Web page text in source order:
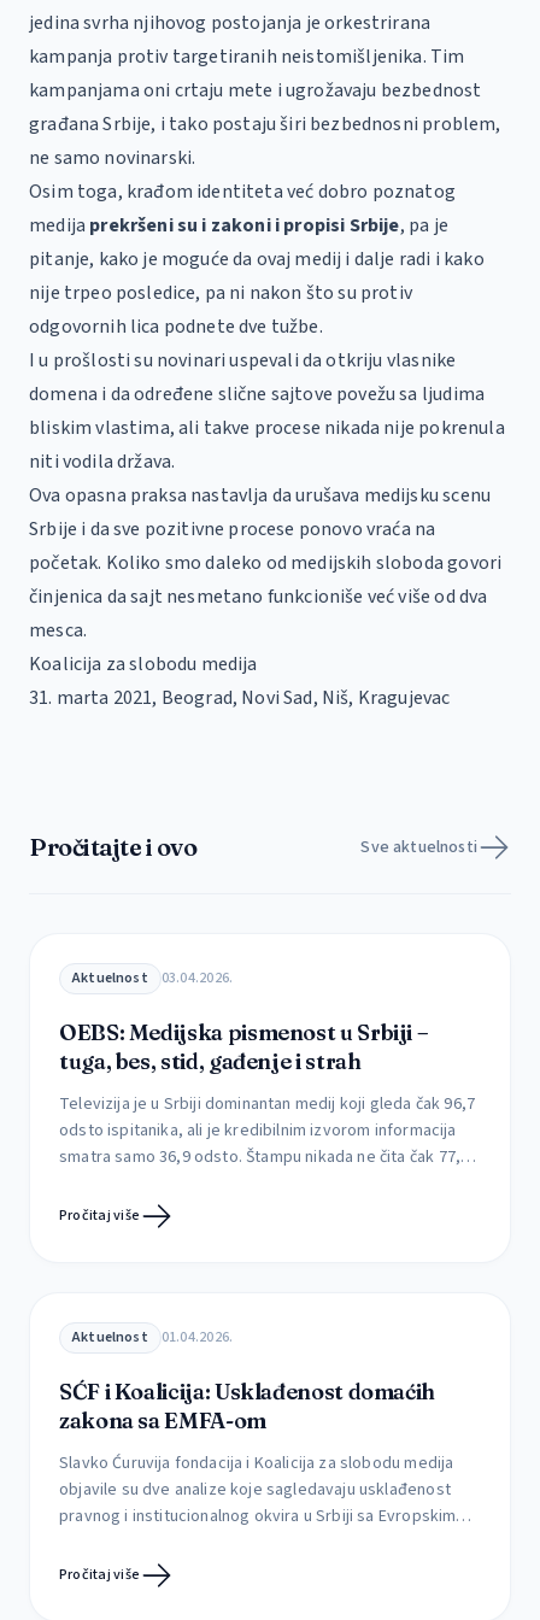
jedina svrha njihovog postojanja je orkestrirana
kampanja protiv targetiranih neistomišljenika. Tim
kampanjama oni crtaju mete i ugrožavaju bezbednost
građana Srbije, i tako postaju širi bezbednosni problem,
ne samo novinarski.
Osim toga, krađom identiteta već dobro poznatog
medija prekršeni su i zakoni i propisi Srbije, pa je
pitanje, kako je moguće da ovaj medij i dalje radi i kako
nije trpeo posledice, pa ni nakon što su protiv
odgovornih lica podnete dve tužbe.
I u prošlosti su novinari uspevali da otkriju vlasnike
domena i da određene slične sajtove povežu sa ljudima
bliskim vlastima, ali takve procese nikada nije pokrenula
niti vodila država.
Ova opasna praksa nastavlja da urušava medijsku scenu
Srbije i da sve pozitivne procese ponovo vraća na
početak. Koliko smo daleko od medijskih sloboda govori
činjenica da sajt nesmetano funkcioniše već više od dva
mesca.
Koalicija za slobodu medija
31. marta 2021, Beograd, Novi Sad, Niš, Kragujevac
Pročitajte i ovo Sve aktuelnosti
Aktuelnost 03.04.2026.
OEBS: Medijska pismenost u Srbiji –
tuga, bes, stid, gađenje i strah
Televizija je u Srbiji dominantan medij koji gleda čak 96,7
odsto ispitanika, ali je kredibilnim izvorom informacija
smatra samo 36,9 odsto. Štampu nikada ne čita čak 77,4
odsto. Kojim medijima građani veruju, kako utiču na njih i
Pročitaj više
Aktuelnost 01.04.2026.
SĆF i Koalicija: Usklađenost domaćih
zakona sa EMFA-om
Slavko Ćuruvija fondacija i Koalicija za slobodu medija
objavile su dve analize koje sagledavaju usklađenost
pravnog i institucionalnog okvira u Srbiji sa Evropskim
njegove implementacije u postojećim okolnostima.
Pročitaj više